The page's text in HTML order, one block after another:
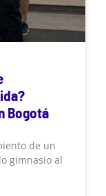
Bogotá
de un
gimnasio al